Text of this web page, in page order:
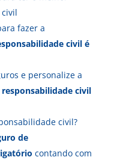
fazer a
civil é
e personalize a
responsabilidade civil
civil?
de
contando com